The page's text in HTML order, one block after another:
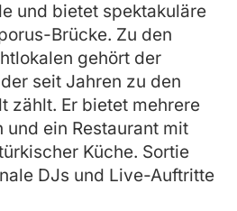
und bietet spektakuläre
Brücke. Zu den
gehört der
seit Jahren zu den
zählt. Er bietet mehrere
und ein Restaurant mit
Küche. Sortie
DJs und Live-Auftritte